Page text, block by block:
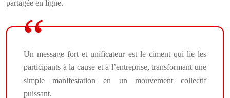
partagée en ligne.
Un message fort et unificateur est le ciment qui lie les
participants à la cause et à l’entreprise, transformant une
simple manifestation en un mouvement collectif
puissant.